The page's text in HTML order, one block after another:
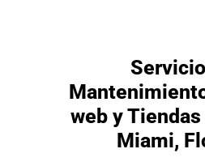
web y
Miami,